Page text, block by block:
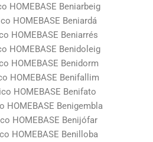
HOMEBASE Beniarbeig
HOMEBASE Beniardá
HOMEBASE Beniarrés
HOMEBASE Benidoleig
HOMEBASE Benidorm
HOMEBASE Benifallim
HOMEBASE Benifato
HOMEBASE Benigembla
HOMEBASE Benijófar
HOMEBASE Benilloba